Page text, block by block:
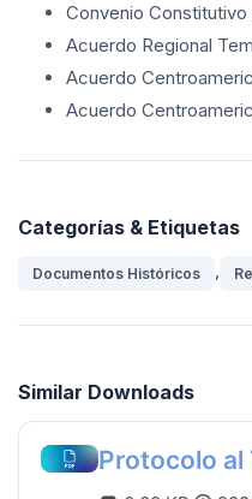
Convenio
Acuerdo Regional
Acuerdo
Acuerdo
Categorías & Etiquetas
Documentos Históricos ,
Similar Downloads
Protocolo al